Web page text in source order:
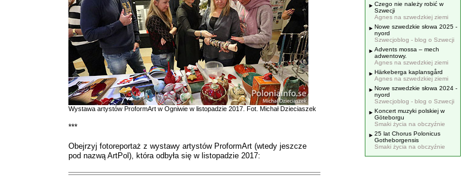
Wystawa artystów ProformArt w Ogniwie w listopadzie 2017. Fot. Michał Dzieciaszek
***
Obejrzyj fotoreportaż z wystawy artystów ProformArt (wtedy jeszcze
pod nazwą ArtPol), która odbyła się w listopadzie 2017:
Czego nie należy robić w
Szwecji
Agnes na szwedzkiej ziemi
Nowe szwedzkie słowa 2025 -
nyord
Szwecjoblog - blog o Szwecji
Advents mossa – mech
adwentowy.
Agnes na szwedzkiej ziemi
Härkeberga kaplansgård
Agnes na szwedzkiej ziemi
Nowe szwedzkie słowa 2024 -
nyord
Szwecjoblog - blog o Szwecji
Koncert muzyki polskiej w
Göteborgu
Smaki życia na obczyźnie
25 lat Chorus Polonicus
Gotheborgensis
Smaki życia na obczyźnie